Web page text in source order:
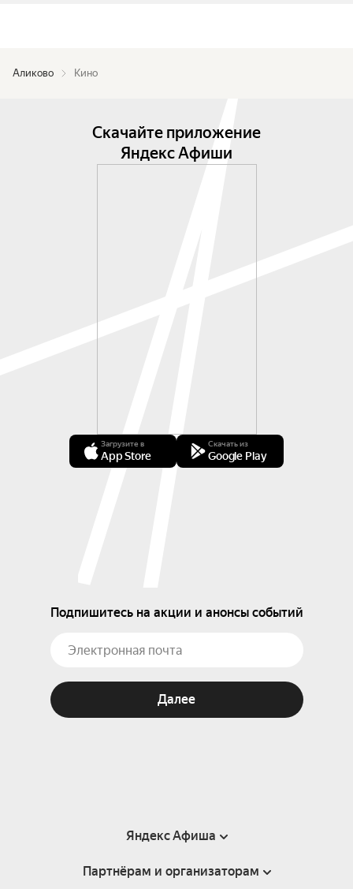
Аликово Кино
Скачайте приложение
Яндекс Афиши
Загрузите в
App Store
Скачать из
Google Play
Подпишитесь на акции и анонсы событий
Далее
Яндекс Афиша
Справка
Партнёрам и организаторам